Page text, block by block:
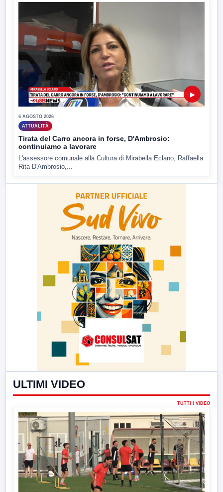
▶
6 AGOSTO 2026
ATTUALITÀ
Tirata del Carro ancora in forse, D'Ambrosio:
continuiamo a lavorare
L'assessore comunale alla Cultura di Mirabella Eclano, Raffaella
Rita D'Ambrosio,...
ULTIMI VIDEO
TUTTI I VIDEO